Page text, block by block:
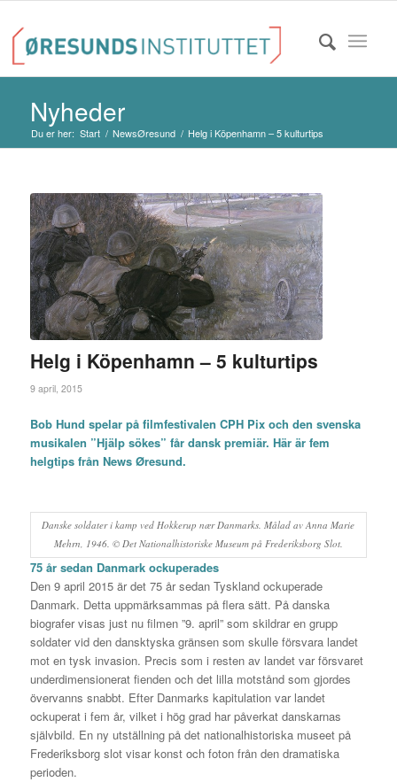
Nyheder
Du er her: Start / NewsØresund / Helg i Köpenhamn – 5 kulturtips
Helg i Köpenhamn – 5 kulturtips
9 april, 2015
Bob Hund spelar på filmfestivalen CPH Pix och den svenska
musikalen ”Hjälp sökes” får dansk premiär. Här är fem
helgtips från News Øresund.
Danske soldater i kamp ved Hokkerup nær Danmarks. Målad av Anna Marie
Mehrn, 1946. © Det Nationalhistoriske Museum på Frederiksborg Slot.
75 år sedan Danmark ockuperades
Den 9 april 2015 är det 75 år sedan Tyskland ockuperade
Danmark. Detta uppmärksammas på flera sätt. På danska
biografer visas just nu filmen ”9. april” som skildrar en grupp
soldater vid den dansktyska gränsen som skulle försvara landet
mot en tysk invasion. Precis som i resten av landet var försvaret
underdimensionerat fienden och det lilla motstånd som gjordes
övervanns snabbt. Efter Danmarks kapitulation var landet
ockuperat i fem år, vilket i hög grad har påverkat danskarnas
självbild. En ny utställning på det nationalhistoriska museet på
Frederiksborg slot visar konst och foton från den dramatiska
perioden.